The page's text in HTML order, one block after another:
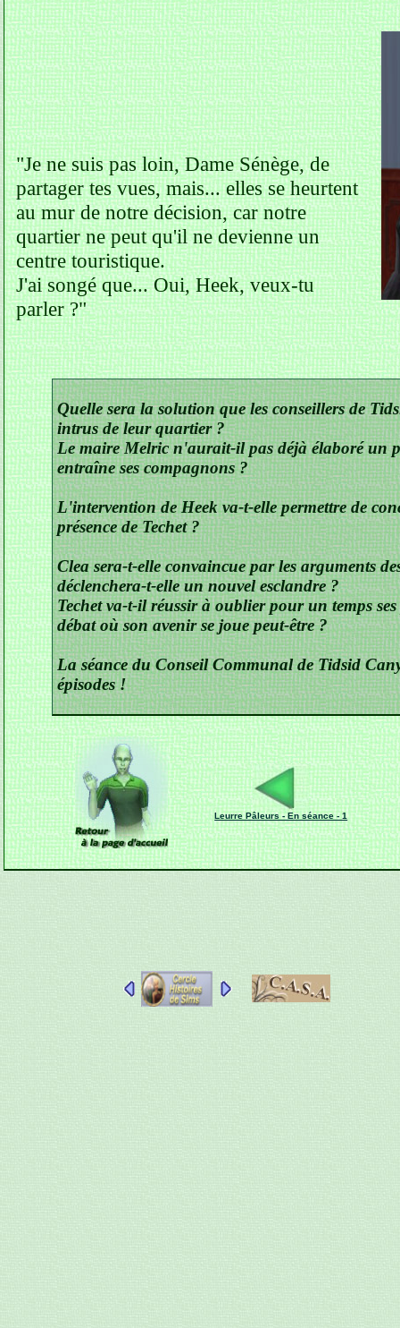
"Je ne suis pas loin, Dame Sénège, de
partager tes vues, mais... elles se heurtent
au mur de notre décision, car notre
quartier ne peut qu'il ne devienne un
centre touristique.
J'ai songé que... Oui, Heek, veux-tu
parler ?"
Quelle sera la solution que les conseillers de
intrus de leur quartier ?
Le maire Melric n'aurait-il pas déjà élaboré un
entraîne ses compagnons ?
L'intervention de Heek va-t-elle permettre de
présence de Techet ?
Clea sera-t-elle convaincue par les arguments
déclenchera-t-elle un nouvel esclandre ?
Techet va-t-il réussir à oublier pour un temps
débat où son avenir se joue peut-être ?
La séance du Conseil Communal de Tidsid
épisodes !
Leurre Pâleurs - En séance - 1